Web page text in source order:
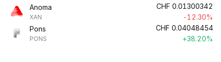
Anoma
XAN
CHF 0.01300342
-12.30%
Pons
PONS
CHF 0.04048454
+38.20%